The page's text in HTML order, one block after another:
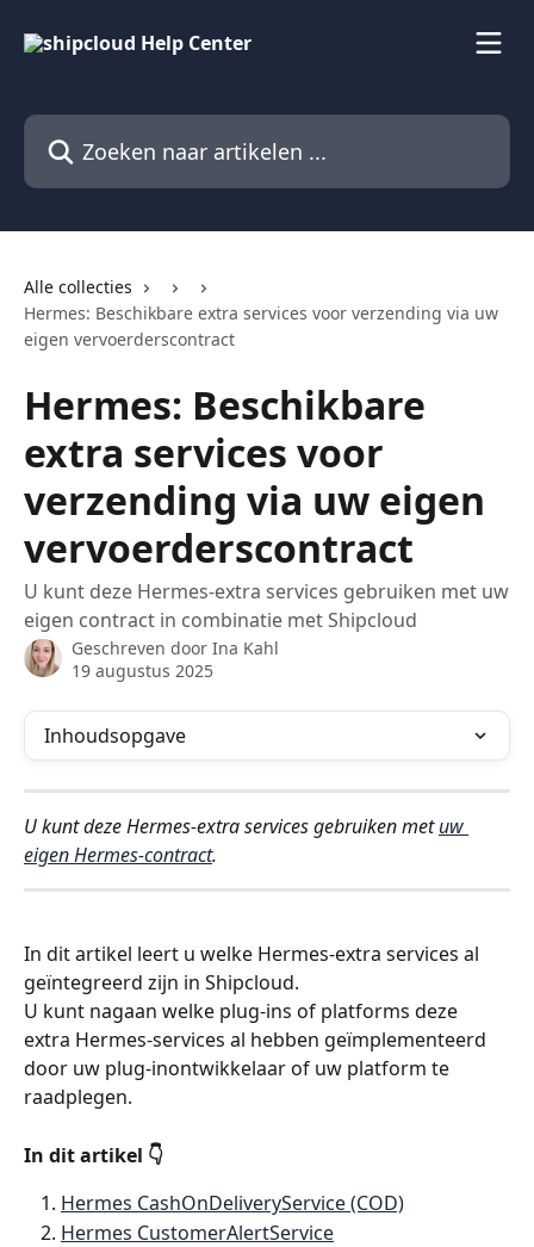
Zoeken naar artikelen ...
Alle collecties
Hermes: Beschikbare extra services voor verzending via uw
eigen vervoerderscontract
Hermes: Beschikbare
extra services voor
verzending via uw eigen
vervoerderscontract
U kunt deze Hermes-extra services gebruiken met uw
eigen contract in combinatie met Shipcloud
Geschreven door Ina Kahl
19 augustus 2025
Inhoudsopgave
U kunt deze Hermes-extra services gebruiken met uw
eigen Hermes-contract.
In dit artikel leert u welke Hermes-extra services al
geïntegreerd zijn in Shipcloud.
U kunt nagaan welke plug-ins of platforms deze
extra Hermes-services al hebben geïmplementeerd
door uw plug-inontwikkelaar of uw platform te
raadplegen.
In dit artikel 👇
Hermes CashOnDeliveryService (COD)
Hermes CustomerAlertService